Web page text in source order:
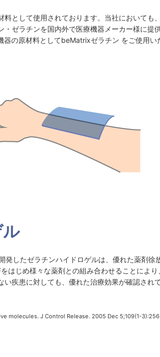
として使用されております。当社においても、
ゼラチンを国内外で医療機器メーカー様に提
器の原材料としてbeMatrixゼラチン をご使用い
発したゼラチンハイドロゲルは、優れた薬剤徐
はじめ様々な薬剤との組み合わせることにより、
疾患に対しても、優れた治療効果が確認され
molecules. J Control Release. 2005 Dec 5;109(1-